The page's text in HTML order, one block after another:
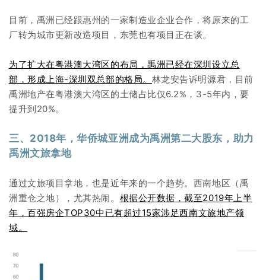
目前，禹洲已经跟惠州的一家制造业企业合作，将原来的工
厂转为城市更新改造项目，东莞也有项目正在谈。
为了扩大在粤港澳大湾区的布局，禹洲已经在深圳设立总
部，形成上海-深圳双总部的格局。 林龙安告诉明源君，目前
禹洲地产在粤港澳大湾区的土储占比仅6.2%，3-5年内，要
提升到20%。
三、2018年，华侨城亚洲成为禹洲第二大股东，助力
禹洲文旅拿地
通过文旅项目拿地，也是近年来的一个趋势。西南地区（禹
洲重仓之地），尤其热闹。 根据公开数据，截至2019年上半
年，百强房企TOP30中已有超过15家涉足西南文旅地产领
域。